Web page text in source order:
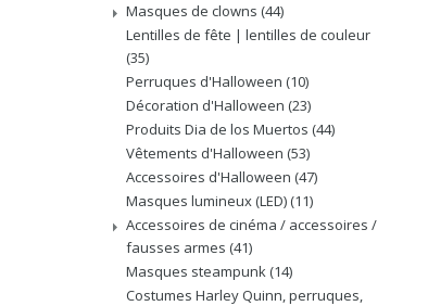
Masques de clowns (44)
Lentilles de fête | lentilles de couleur
(35)
Perruques d'Halloween (10)
Décoration d'Halloween (23)
Produits Dia de los Muertos (44)
Vêtements d'Halloween (53)
Accessoires d'Halloween (47)
Masques lumineux (LED) (11)
Accessoires de cinéma / accessoires /
fausses armes (41)
Masques steampunk (14)
Costumes Harley Quinn, perruques,